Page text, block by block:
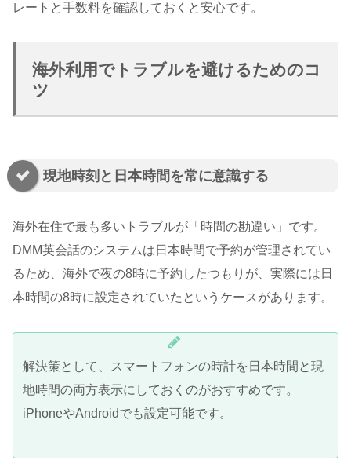
レートと手数料を確認しておくと安心です。
海外利用でトラブルを避けるためのコ
ツ
現地時刻と日本時間を常に意識する
海外在住で最も多いトラブルが「時間の勘違い」です。
DMM英会話のシステムは日本時間で予約が管理されてい
るため、海外で夜の8時に予約したつもりが、実際には日
本時間の8時に設定されていたというケースがあります。
解決策として、スマートフォンの時計を日本時間と現
地時間の両方表示にしておくのがおすすめです。
iPhoneやAndroidでも設定可能です。